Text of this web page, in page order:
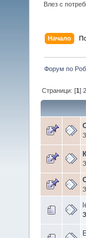
Влез с
Начало
Форум по
Страници: [1]2